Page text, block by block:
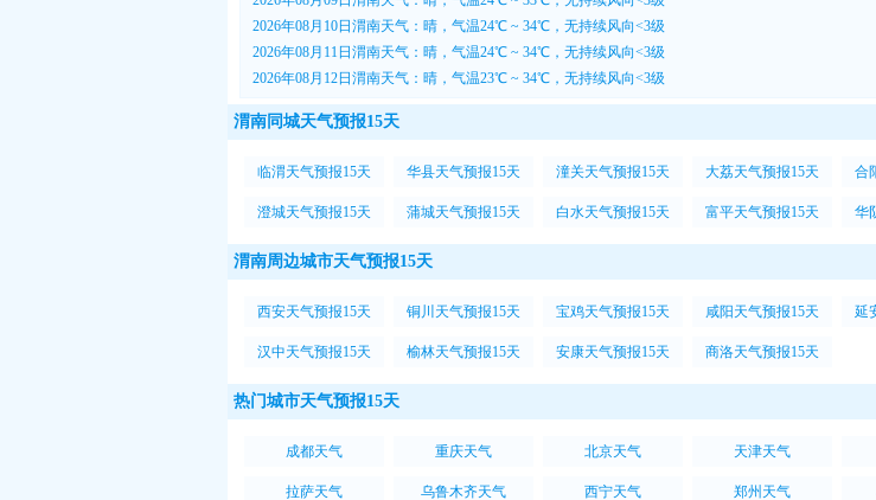
2026年08月10日渭南天气：晴，气温24℃ ~ 34℃，无持续风向<3级
2026年08月11日渭南天气：晴，气温24℃ ~ 34℃，无持续风向<3级
2026年08月12日渭南天气：晴，气温23℃ ~ 34℃，无持续风向<3级
渭南同城天气预报15天
临渭天气预报15天 华县天气预报15天 潼关天气预报15天 大荔天气预报15天 合
澄城天气预报15天 蒲城天气预报15天 白水天气预报15天 富平天气预报15天 华
渭南周边城市天气预报15天
西安天气预报15天 铜川天气预报15天 宝鸡天气预报15天 咸阳天气预报15天 延
汉中天气预报15天 榆林天气预报15天 安康天气预报15天 商洛天气预报15天
热门城市天气预报15天
成都天气 重庆天气 北京天气 天津天气
拉萨天气 乌鲁木齐天气 西宁天气 郑州天气